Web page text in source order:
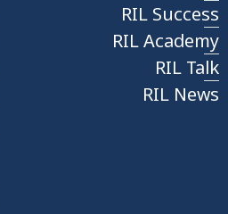
RIL Success
RIL Academy
RIL Talk
RIL News